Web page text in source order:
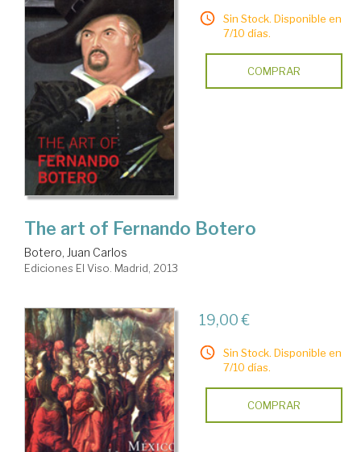
Sin Stock. Disponible en
7/10 días.
COMPRAR
The art of Fernando Botero
Botero, Juan Carlos
Ediciones El Viso. Madrid, 2013
19,00 €
Sin Stock. Disponible en
7/10 días.
COMPRAR